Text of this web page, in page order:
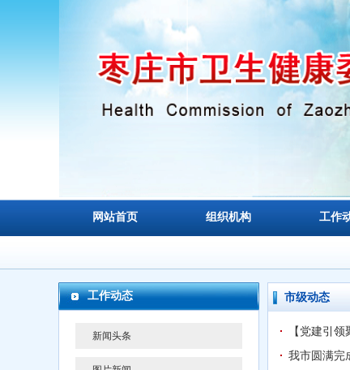
网站首页 组织机构 工作
工作动态
新闻头条
市级动态
【党建引
我市圆满完